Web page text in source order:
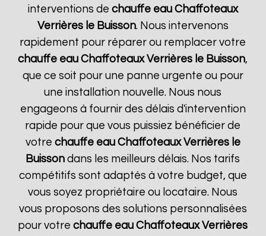
interventions de chauffe eau Chaffoteaux
Verrières le Buisson. Nous intervenons
rapidement pour réparer ou remplacer votre
chauffe eau Chaffoteaux Verrières le Buisson,
que ce soit pour une panne urgente ou pour
une installation nouvelle. Nous nous
engageons à fournir des délais d'intervention
rapide pour que vous puissiez bénéficier de
votre chauffe eau Chaffoteaux Verrières le
Buisson dans les meilleurs délais. Nos tarifs
compétitifs sont adaptés à votre budget, que
vous soyez propriétaire ou locataire. Nous
vous proposons des solutions personnalisées
pour votrechauffe eau Chaffoteaux Verrières